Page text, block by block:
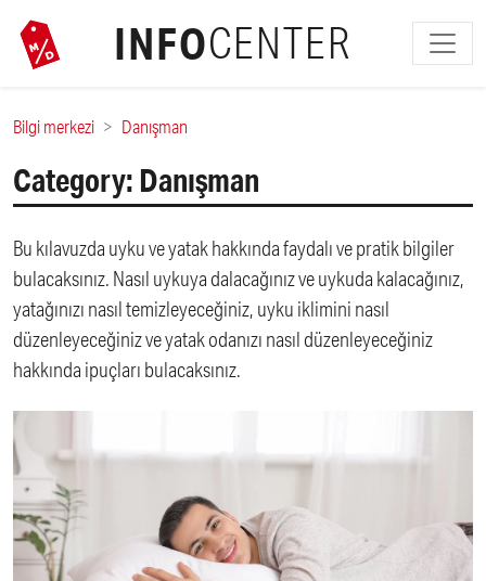
INFOCENTER
Bilgi merkezi Danışman
Category: Danışman
Bu kılavuzda uyku ve yatak hakkında faydalı ve pratik bilgiler
bulacaksınız. Nasıl uykuya dalacağınız ve uykuda kalacağınız,
yatağınızı nasıl temizleyeceğiniz, uyku iklimini nasıl
düzenleyeceğiniz ve yatak odanızı nasıl düzenleyeceğiniz
hakkında ipuçları bulacaksınız.